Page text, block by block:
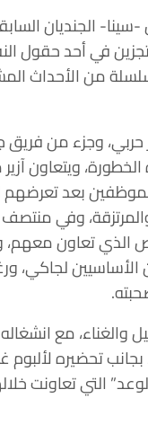
الجنديان
في أحد حقول
سلسلة من الأحداث
حربي، وجزء من
ويتعاون
بعد
وفي منتصف
الذي تعاون
لجاكي،
والغناء، مع
تحضيره لألبوم
التي تعاونت